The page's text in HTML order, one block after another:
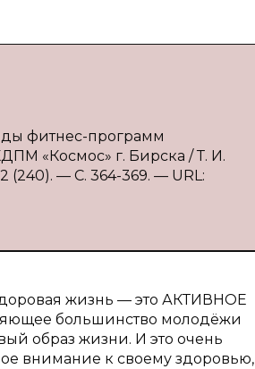
фитнес-программ
«Космос» г. Бирска / Т. И.
— С. 364-369. — URL:
жизнь — это АКТИВНОЕ
большинство молодёжи
образ жизни. И это очень
внимание к своему здоровью,